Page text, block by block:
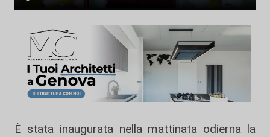
È stata inaugurata nella mattinata odierna la